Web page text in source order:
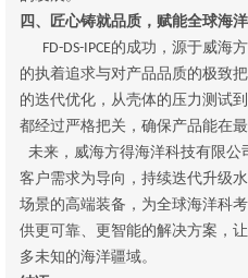
四、匠心铸就品质，赋能全球海
FD-DS-IPCE的成功，源于威海
的执着追求与对产品品质的极致
的迭代优化，从壳体的压力测试
都经过严格把关，确保产品能在
未来，威海方得海洋科技有限
客户需求为导向，持续迭代升级
场景的高端装备，为全球海洋科
供更可靠、更智能的解决方案，
多未知的海洋疆域。